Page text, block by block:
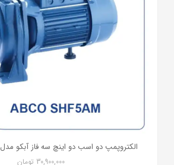
الکتروپمپ دو اسب دو اینچ سه فاز آبکو مدل ABCO SHF5AM
30,900,000 تومان